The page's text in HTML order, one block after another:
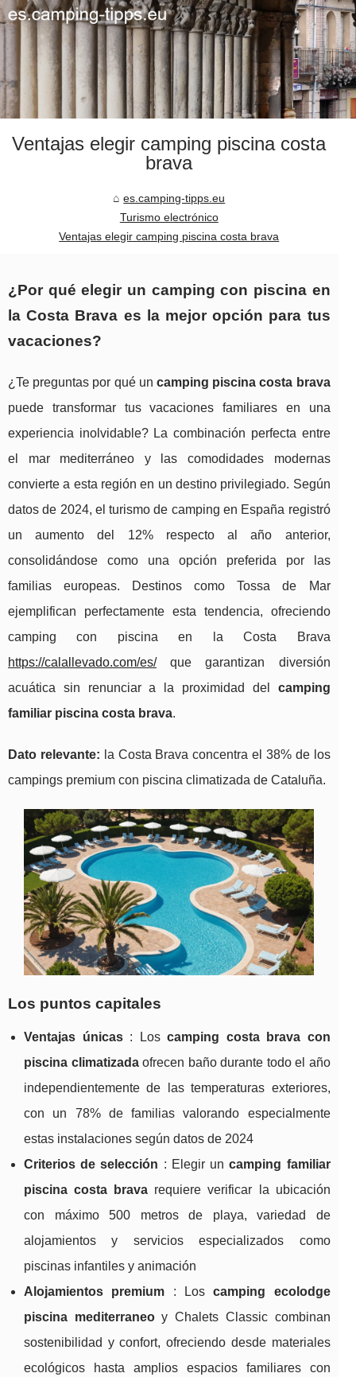
Ventajas elegir camping piscina costa
brava
es.camping-tipps.eu
Turismo electrónico
Ventajas elegir camping piscina costa brava
¿Por qué elegir un camping con piscina en
la Costa Brava es la mejor opción para tus
vacaciones?
¿Te preguntas por qué un camping piscina costa brava
puede transformar tus vacaciones familiares en una
experiencia inolvidable? La combinación perfecta entre
el mar mediterráneo y las comodidades modernas
convierte a esta región en un destino privilegiado. Según
datos de 2024, el turismo de camping en España registró
un aumento del 12% respecto al año anterior,
consolidándose como una opción preferida por las
familias europeas. Destinos como Tossa de Mar
ejemplifican perfectamente esta tendencia, ofreciendo
camping con piscina en la Costa
Brava
https://calallevado.com/es/que garantizan diversión
acuática sin renunciar a la proximidad del camping
familiar piscina costa brava.
Dato relevante: la Costa Brava concentra el 38% de los
campings premium con piscina climatizada de Cataluña.
Los puntos capitales
Ventajas únicas: Loscamping costa brava con
piscina climatizadaofrecen baño durante todo el año
independientemente de las temperaturas exteriores,
con un 78% de familias valorando especialmente
estas instalaciones según datos de 2024
Criterios de selección : Elegir uncamping familiar
piscina costa brava requiere verificar la ubicación
con máximo 500 metros de playa, variedad de
alojamientos y servicios especializados como
piscinas infantiles y animación
Alojamientos premium : Loscamping ecolodge
piscina mediterraneoy Chalets Classic combinan
sostenibilidad y confort, ofreciendo desde materiales
ecológicos hasta amplios espacios familiares con